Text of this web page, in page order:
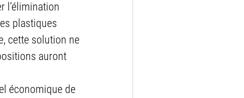
l’élimination
plastiques
cette solution ne
auront
économique de